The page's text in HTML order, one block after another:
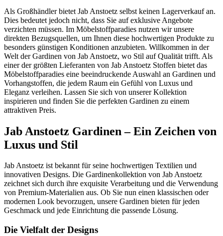
Als Großhändler bietet Jab Anstoetz selbst keinen Lagerverkauf an.
Dies bedeutet jedoch nicht, dass Sie auf exklusive Angebote
verzichten müssen. Im Möbelstoffparadies nutzen wir unsere
direkten Bezugsquellen, um Ihnen diese hochwertigen Produkte zu
besonders günstigen Konditionen anzubieten. Willkommen in der
Welt der Gardinen von Jab Anstoetz, wo Stil auf Qualität trifft. Als
einer der größten Lieferanten von Jab Anstoetz Stoffen bietet das
Möbelstoffparadies eine beeindruckende Auswahl an Gardinen und
Vorhangstoffen, die jedem Raum ein Gefühl von Luxus und
Eleganz verleihen. Lassen Sie sich von unserer Kollektion
inspirieren und finden Sie die perfekten Gardinen zu einem
attraktiven Preis.
Jab Anstoetz Gardinen – Ein Zeichen von
Luxus und Stil
Jab Anstoetz ist bekannt für seine hochwertigen Textilien und
innovativen Designs. Die Gardinenkollektion von Jab Anstoetz
zeichnet sich durch ihre exquisite Verarbeitung und die Verwendung
von Premium-Materialien aus. Ob Sie nun einen klassischen oder
modernen Look bevorzugen, unsere Gardinen bieten für jeden
Geschmack und jede Einrichtung die passende Lösung.
Die Vielfalt der Designs